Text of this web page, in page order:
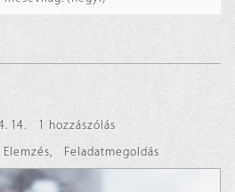
14.
1 hozzászólás
Elemzés, Feladatmegoldás